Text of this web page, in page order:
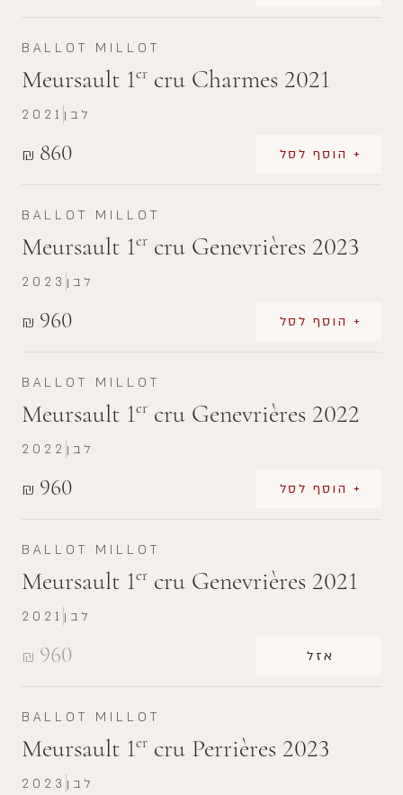
BALLOT MILLOT
Meursault 1er cru Charmes 2021
₪ 860 + הוסף לסל
2021 לבן
BALLOT MILLOT
Meursault 1er cru Genevrières 2023
₪ 960 + הוסף לסל
2023 לבן
BALLOT MILLOT
Meursault 1er cru Genevrières 2022
₪ 960 + הוסף לסל
2022 לבן
BALLOT MILLOT
Meursault 1er cru Genevrières 2021
₪ 960 אזל
2021 לבן
BALLOT MILLOT
Meursault 1er cru Perrières 2023
2023 לבן